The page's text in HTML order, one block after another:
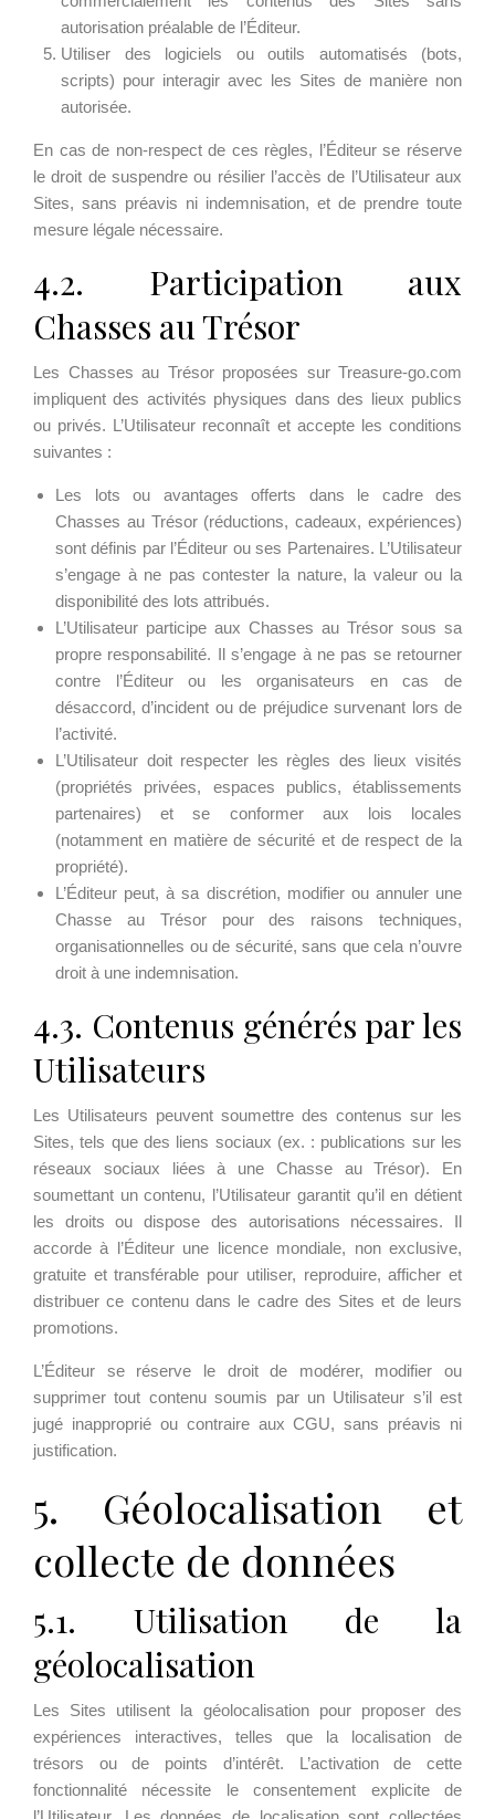
autorisation préalable de l’Éditeur.
Utiliser des logiciels ou outils automatisés (bots,
scripts) pour interagir avec les Sites de manière non
autorisée.
En cas de non-respect de ces règles, l’Éditeur se réserve
le droit de suspendre ou résilier l’accès de l’Utilisateur aux
Sites, sans préavis ni indemnisation, et de prendre toute
mesure légale nécessaire.
4.2. Participation aux
Chasses au Trésor
Les Chasses au Trésor proposées sur Treasure-go.com
impliquent des activités physiques dans des lieux publics
ou privés. L’Utilisateur reconnaît et accepte les conditions
suivantes :
Les lots ou avantages offerts dans le cadre des
Chasses au Trésor (réductions, cadeaux, expériences)
sont définis par l’Éditeur ou ses Partenaires. L’Utilisateur
s’engage à ne pas contester la nature, la valeur ou la
disponibilité des lots attribués.
L’Utilisateur participe aux Chasses au Trésor sous sa
propre responsabilité. Il s’engage à ne pas se retourner
contre l’Éditeur ou les organisateurs en cas de
désaccord, d’incident ou de préjudice survenant lors de
l’activité.
L’Utilisateur doit respecter les règles des lieux visités
(propriétés privées, espaces publics, établissements
partenaires) et se conformer aux lois locales
(notamment en matière de sécurité et de respect de la
propriété).
L’Éditeur peut, à sa discrétion, modifier ou annuler une
Chasse au Trésor pour des raisons techniques,
organisationnelles ou de sécurité, sans que cela n’ouvre
droit à une indemnisation.
4.3. Contenus générés par les
Utilisateurs
Les Utilisateurs peuvent soumettre des contenus sur les
Sites, tels que des liens sociaux (ex. : publications sur les
réseaux sociaux liées à une Chasse au Trésor). En
soumettant un contenu, l’Utilisateur garantit qu’il en détient
les droits ou dispose des autorisations nécessaires. Il
accorde à l’Éditeur une licence mondiale, non exclusive,
gratuite et transférable pour utiliser, reproduire, afficher et
distribuer ce contenu dans le cadre des Sites et de leurs
promotions.
L’Éditeur se réserve le droit de modérer, modifier ou
supprimer tout contenu soumis par un Utilisateur s’il est
jugé inapproprié ou contraire aux CGU, sans préavis ni
justification.
5. Géolocalisation et
collecte de données
5.1. Utilisation de la
géolocalisation
Les Sites utilisent la géolocalisation pour proposer des
expériences interactives, telles que la localisation de
trésors ou de points d’intérêt. L’activation de cette
fonctionnalité nécessite le consentement explicite de